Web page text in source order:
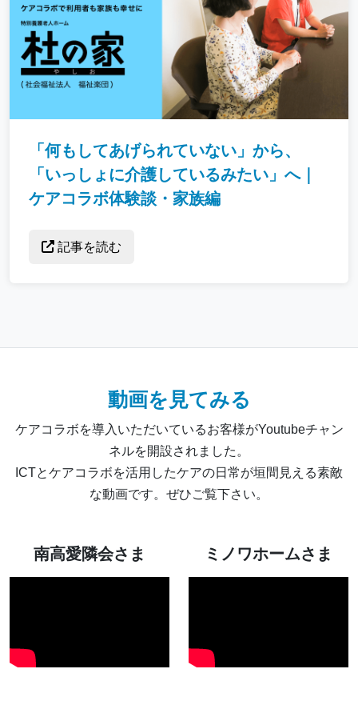
「何もしてあげられていない」から、
「いっしょに介護しているみたい」へ｜
ケアコラボ体験談・家族編
記事を読む
動画を見てみる
ケアコラボを導入いただいているお客様がYoutubeチャン
ネルを開設されました。
ICTとケアコラボを活用したケアの日常が垣間見える素敵
な動画です。ぜひご覧下さい。
南高愛隣会さま ミノワホームさま